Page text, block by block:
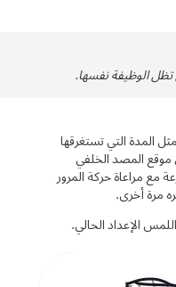
الوظيفة نفسها.
التي تستغرقها
المصد الخلفي
حركة المرور
أخرى.
الحالي.